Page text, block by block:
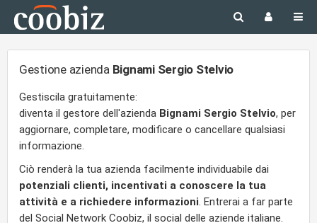
Gestione azienda Bignami Sergio Stelvio
Gestiscila gratuitamente:
diventa il gestore dell'azienda Bignami Sergio Stelvio, per
aggiornare, completare, modificare o cancellare qualsiasi
informazione.
Ciò renderà la tua azienda facilmente individuabile dai
potenziali clienti, incentivati a conoscere la tua
attività e a richiedere informazioni. Entrerai a far parte
del Social Network Coobiz, il social delle aziende italiane.